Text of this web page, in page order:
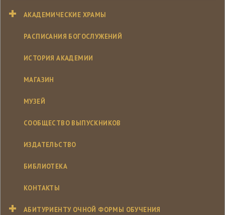
АКАДЕМИЧЕСКИЕ ХРАМЫ
РАСПИСАНИЯ БОГОСЛУЖЕНИЙ
ИСТОРИЯ АКАДЕМИИ
МАГАЗИН
МУЗЕЙ
СООБЩЕСТВО ВЫПУСКНИКОВ
ИЗДАТЕЛЬСТВО
БИБЛИОТЕКА
КОНТАКТЫ
АБИТУРИЕНТУ ОЧНОЙ ФОРМЫ ОБУЧЕНИЯ